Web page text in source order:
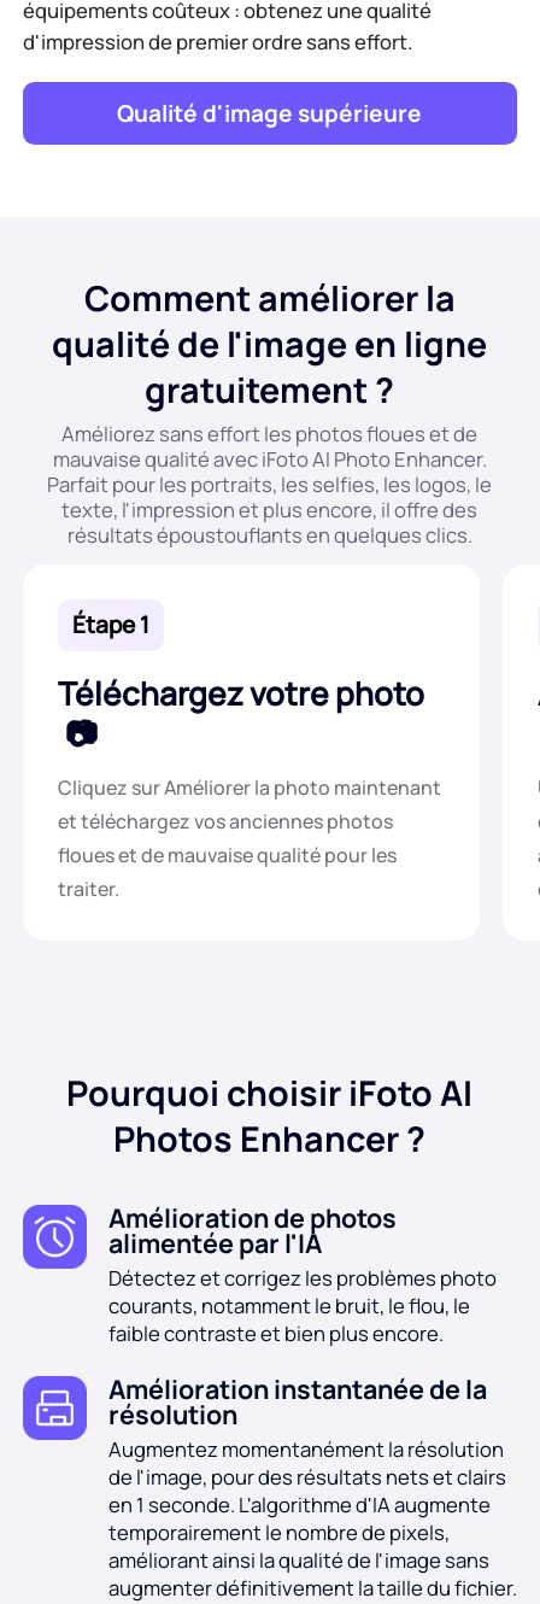
équipements coûteux : obtenez une qualité
d'impression de premier ordre sans effort.
Qualité d'image supérieure
Comment améliorer la
qualité de l'image en ligne
gratuitement ?
Améliorez sans effort les photos floues et de
mauvaise qualité avec iFoto AI Photo Enhancer.
Parfait pour les portraits, les selfies, les logos, le
texte, l'impression et plus encore, il offre des
résultats époustouflants en quelques clics.
Étape 1
Téléchargez votre photo
Cliquez sur Améliorer la photo maintenant
et téléchargez vos anciennes photos
floues et de mauvaise qualité pour les
traiter.
Pourquoi choisir iFoto AI
Photos Enhancer ?
Amélioration de photos
alimentée par l'IA
Détectez et corrigez les problèmes photo
courants, notamment le bruit, le flou, le
faible contraste et bien plus encore.
Amélioration instantanée de la
résolution
Augmentez momentanément la résolution
de l'image, pour des résultats nets et clairs
en 1 seconde. L'algorithme d'IA augmente
temporairement le nombre de pixels,
améliorant ainsi la qualité de l'image sans
augmenter définitivement la taille du fichier.